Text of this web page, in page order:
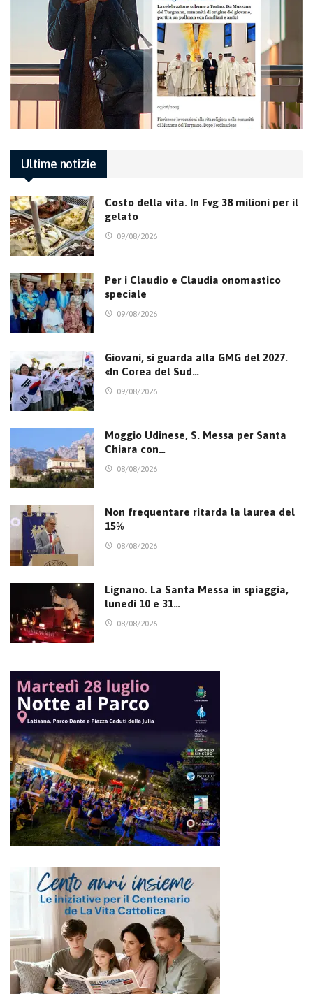
Ultime notizie
Costo della vita. In Fvg 38 milioni per il
gelato
09/08/2026
Per i Claudio e Claudia onomastico
speciale
09/08/2026
Giovani, si guarda alla GMG del 2027.
«In Corea del Sud…
09/08/2026
Moggio Udinese, S. Messa per Santa
Chiara con…
08/08/2026
Non frequentare ritarda la laurea del
15%
08/08/2026
Lignano. La Santa Messa in spiaggia,
lunedì 10 e 31…
08/08/2026